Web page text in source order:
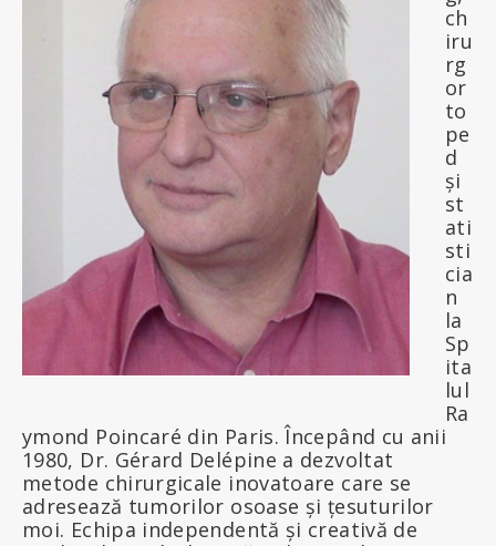
ch
iru
rg
or
to
pe
d
și
st
ati
sti
cia
n
la
Sp
ita
lul
Ra
ymond Poincaré din Paris. Începând cu anii
1980, Dr. Gérard Delépine a dezvoltat
metode chirurgicale inovatoare care se
adresează tumorilor osoase și țesuturilor
moi. Echipa independentă și creativă de